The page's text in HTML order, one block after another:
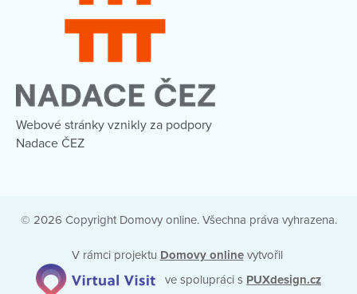
Webové stránky vznikly za podpory
Nadace ČEZ
© 2026 Copyright Domovy online. Všechna práva vyhrazena.
V rámci projektu Domovy onlinevytvořil
ve spolupráci s PUXdesign.cz